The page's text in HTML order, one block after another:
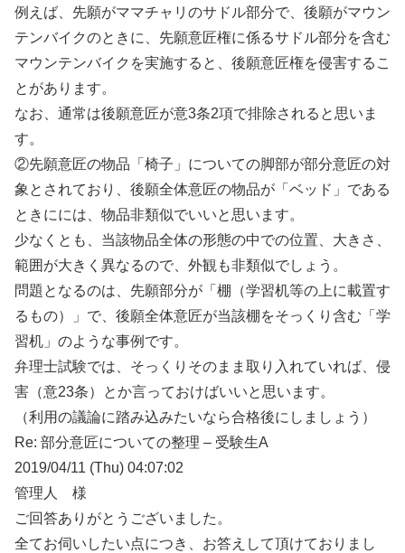
例えば、先願がママチャリのサドル部分で、後願がマウン
テンバイクのときに、先願意匠権に係るサドル部分を含む
マウンテンバイクを実施すると、後願意匠権を侵害するこ
とがあります。
なお、通常は後願意匠が意3条2項で排除されると思いま
す。
②先願意匠の物品「椅子」についての脚部が部分意匠の対
象とされており、後願全体意匠の物品が「ベッド」である
ときにには、物品非類似でいいと思います。
少なくとも、当該物品全体の形態の中での位置、大きさ、
範囲が大きく異なるので、外観も非類似でしょう。
問題となるのは、先願部分が「棚（学習机等の上に載置す
るもの）」で、後願全体意匠が当該棚をそっくり含む「学
習机」のような事例です。
弁理士試験では、そっくりそのまま取り入れていれば、侵
害（意23条）とか言っておけばいいと思います。
（利用の議論に踏み込みたいなら合格後にしましょう）
Re: 部分意匠についての整理 – 受験生A
2019/04/11 (Thu) 04:07:02
管理人 様
ご回答ありがとうございました。
全てお伺いしたい点につき、お答えして頂けておりまし